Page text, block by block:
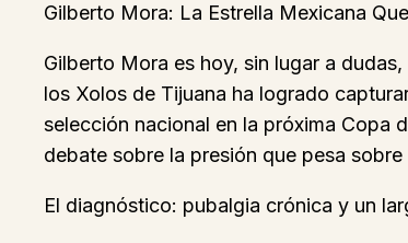
Gilberto Mora: La Estrella Mexicana
Gilberto Mora es hoy, sin lugar a
los Xolos de Tijuana ha logrado
selección nacional en la próxima Copa
debate sobre la presión que pesa
El diagnóstico: pubalgia crónica y un